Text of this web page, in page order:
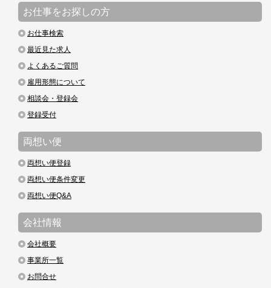
お仕事をお探しの方
お仕事検索
最近見た求人
よくあるご質問
雇用形態について
相談会・登録会
登録受付
両想い便
両想い便登録
両想い便条件変更
両想い便Q&A
会社情報
会社概要
事業所一覧
お問合せ